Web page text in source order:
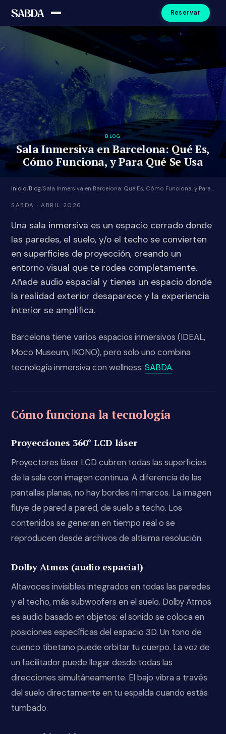
Reservar
BLOG
Sala Inmersiva en Barcelona: Qué Es,
Cómo Funciona, y Para Qué Se Usa
Inicio/Blog/
SABDA · ABRIL 2026
Una sala inmersiva es un espacio cerrado donde
las paredes, el suelo, y/o el techo se convierten
en superficies de proyección, creando un
entorno visual que te rodea completamente.
Añade audio espacial y tienes un espacio donde
la realidad exterior desaparece y la experiencia
interior se amplifica.
Barcelona tiene varios espacios inmersivos (IDEAL,
Moco Museum, IKONO), pero solo uno combina
tecnología inmersiva con wellness: SABDA.
Cómo funciona la tecnología
Proyecciones 360° LCD láser
Proyectores láser LCD cubren todas las superficies
de la sala con imagen continua. A diferencia de las
pantallas planas, no hay bordes ni marcos. La imagen
fluye de pared a pared, de suelo a techo. Los
contenidos se generan en tiempo real o se
reproducen desde archivos de altísima resolución.
Dolby Atmos (audio espacial)
Altavoces invisibles integrados en todas las paredes
y el techo, más subwoofers en el suelo. Dolby Atmos
es audio basado en objetos: el sonido se coloca en
posiciones específicas del espacio 3D. Un tono de
cuenco tibetano puede orbitar tu cuerpo. La voz de
un facilitador puede llegar desde todas las
direcciones simultáneamente. El bajo vibra a través
del suelo directamente en tu espalda cuando estás
tumbado.